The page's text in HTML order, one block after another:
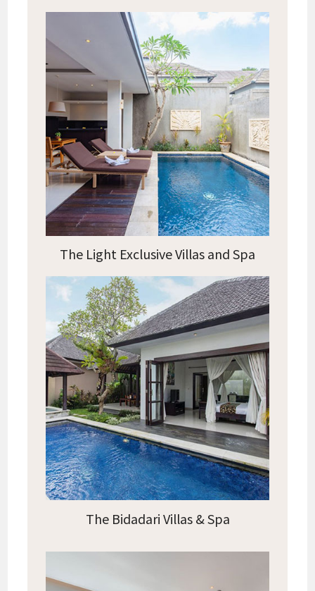
The Light Exclusive Villas and Spa
The Bidadari Villas & Spa